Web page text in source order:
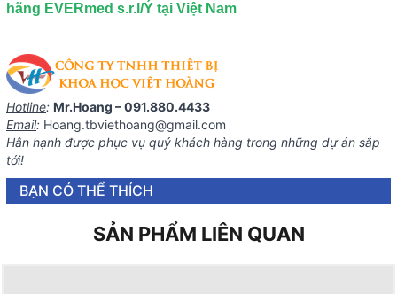
hãng EVERmed s.r.l/Ý tại Việt Nam
Hotline: Mr.Hoang – 091.880.4433
Email: Hoang.tbviethoang@gmail.com
Hân hạnh được phục vụ quý khách hàng trong những dự án sắp
tới!
BẠN CÓ THỂ THÍCH
SẢN PHẨM LIÊN QUAN